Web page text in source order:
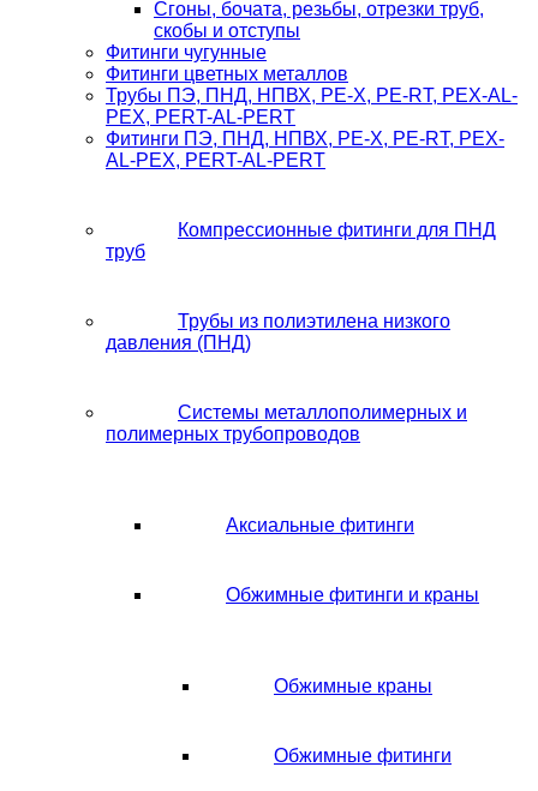
Сгоны, бочата, резьбы, отрезки труб,
скобы и отступы
Фитинги чугунные
Фитинги цветных металлов
Трубы ПЭ, ПНД, НПВХ, PE-X, PE-RT, PEX-AL-
PEX, PERT-AL-PERT
Фитинги ПЭ, ПНД, НПВХ, PE-X, PE-RT, PEX-
AL-PEX, PERT-AL-PERT
Компрессионные фитинги для ПНД
труб
Трубы из полиэтилена низкого
давления (ПНД)
Системы металлополимерных и
полимерных трубопроводов
Аксиальные фитинги
Обжимные фитинги и краны
Обжимные краны
Обжимные фитинги